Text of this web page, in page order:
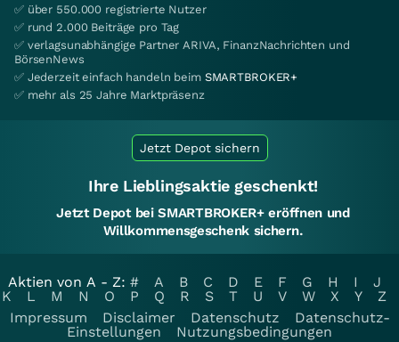
✅ über 550.000 registrierte Nutzer
✅ rund 2.000 Beiträge pro Tag
✅ verlagsunabhängige Partner ARIVA, FinanzNachrichten und
BörsenNews
✅ Jederzeit einfach handeln beim SMARTBROKER+
✅ mehr als 25 Jahre Marktpräsenz
Jetzt Depot sichern
Ihre Lieblingsaktie geschenkt!
Jetzt Depot bei SMARTBROKER+ eröffnen und
Willkommensgeschenk sichern.
Aktien von A - Z: # A B C D E F G H I
J
K
L M N O P Q R S T U V W X Y
Z
Impressum
Disclaimer Datenschutz
Datenschutz-
Einstellungen
Nutzungsbedingungen